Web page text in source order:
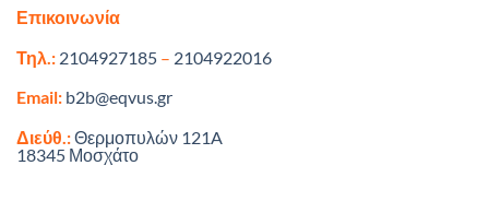
Επικοινωνία
Τηλ.: 2104927185 – 2104922016
Email: b2b@eqvus.gr
Διεύθ.:Θερμοπυλών 121A
18345 Μοσχάτο